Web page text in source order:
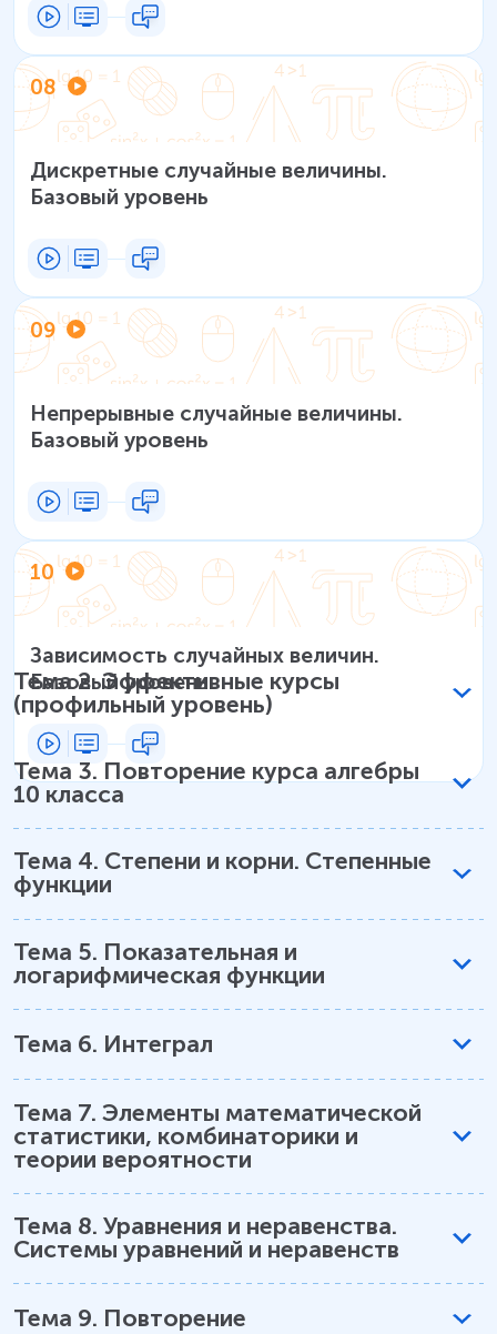
08
Дискретные случайные величины.
Базовый уровень
09
Непрерывные случайные величины.
Базовый уровень
10
Зависимость случайных величин.
Базовый уровень
Тема2.Эффективные курсы
(профильный уровень)
Тема 3. Повторение курса алгебры
10 класса
Тема 4. Степени и корни. Степенные
функции
Тема 5. Показательная и
логарифмическая функции
Тема 6. Интеграл
Тема 7. Элементы математической
статистики, комбинаторики и
теории вероятности
Тема 8. Уравнения и неравенства.
Системы уравнений и неравенств
Тема 9. Повторение